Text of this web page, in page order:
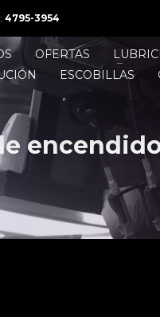
4795-3954
OFERTAS
ESCOBILLAS